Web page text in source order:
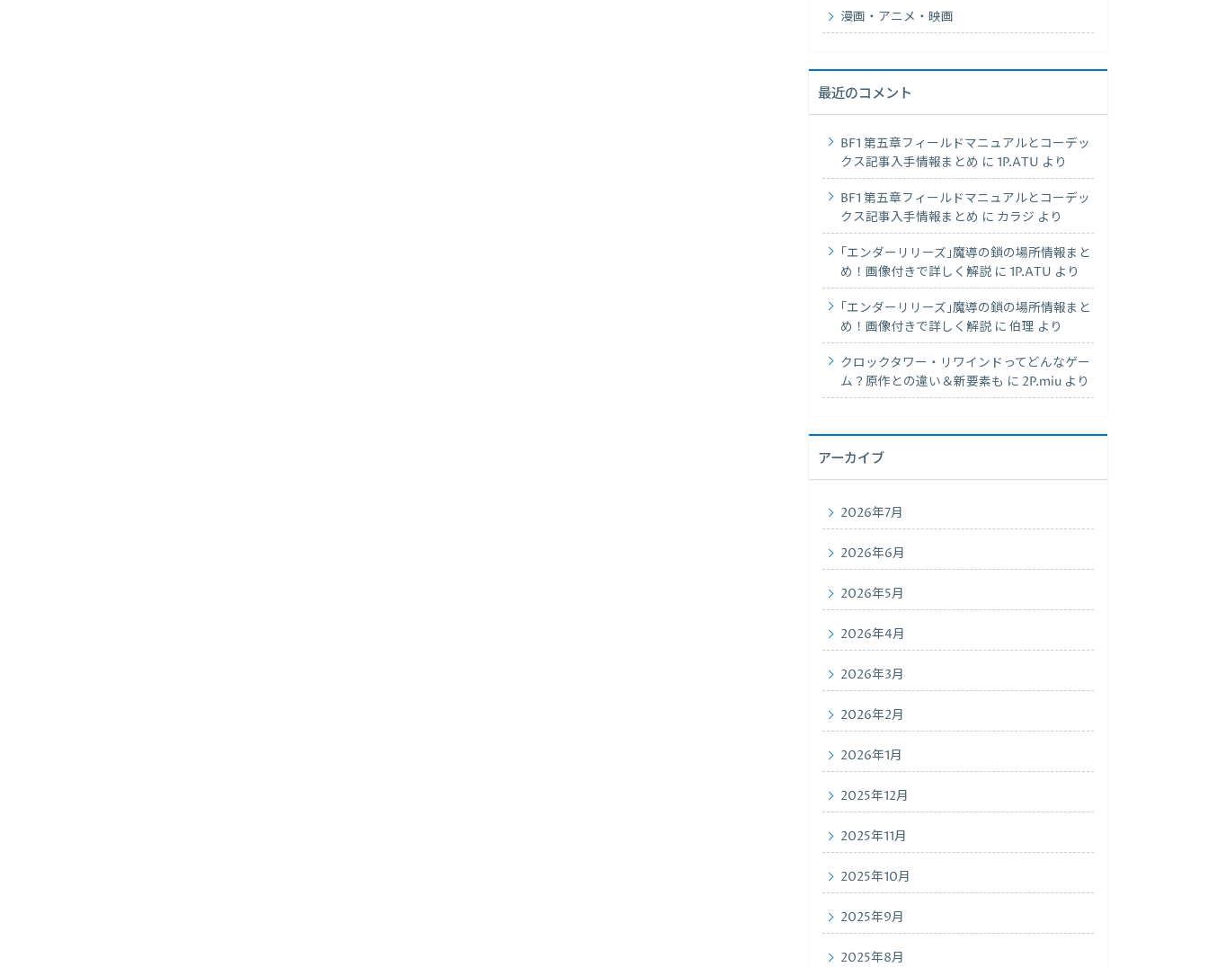
漫画・アニメ・映画
最近のコメント
BF1 第五章フィールドマニュアルとコーデッ
クス記事入手情報まとめ に1P.ATU より
BF1 第五章フィールドマニュアルとコーデッ
クス記事入手情報まとめ に カラジ より
｢エンダーリリーズ｣魔導の鎖の場所情報まと
め！画像付きで詳しく解説 に1P.ATU より
｢エンダーリリーズ｣魔導の鎖の場所情報まと
め！画像付きで詳しく解説 に伯理 より
クロックタワー・リワインドってどんなゲー
ム？原作との違い＆新要素も に 2P.miu より
アーカイブ
2026年7月
2026年6月
2026年5月
2026年4月
2026年3月
2026年2月
2026年1月
2025年12月
2025年11月
2025年10月
2025年9月
2025年8月